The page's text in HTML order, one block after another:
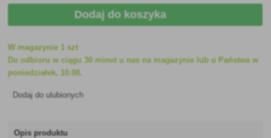
Dodaj do koszyka
W magazynie 1 szt
Do odbioru w ciągu 30 minut u nas na magazynie lub u Państwa w
poniedziałek, 10.08.
Dodaj do ulubionych
Opis produktu